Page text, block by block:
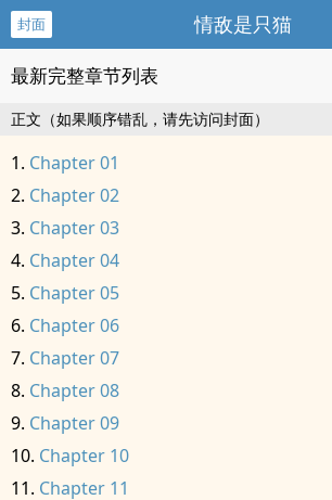
封面 情敌是只猫
最新完整章节列表
正文（如果顺序错乱，请先访问封面）
Chapter 01
Chapter 02
Chapter 03
Chapter 04
Chapter 05
Chapter 06
Chapter 07
Chapter 08
Chapter 09
Chapter 10
Chapter 11